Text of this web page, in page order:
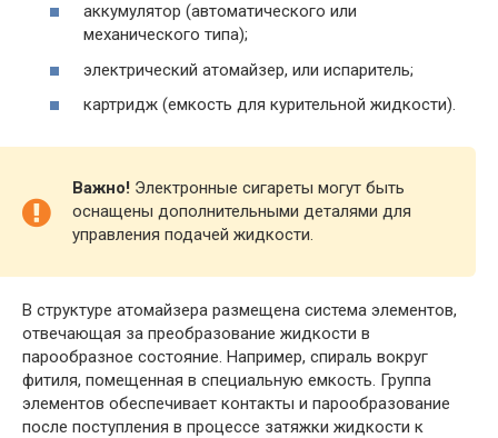
аккумулятор (автоматического или
механического типа);
электрический атомайзер, или испаритель;
картридж (емкость для курительной жидкости).
Важно! Электронные сигареты могут быть
оснащены дополнительными деталями для
управления подачей жидкости.
В структуре атомайзера размещена система элементов,
отвечающая за преобразование жидкости в
парообразное состояние. Например, спираль вокруг
фитиля, помещенная в специальную емкость. Группа
элементов обеспечивает контакты и парообразование
после поступления в процессе затяжки жидкости к